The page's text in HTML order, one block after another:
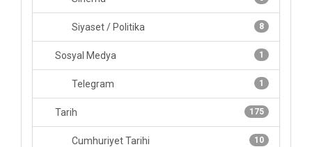
8
Siyaset / Politika
1
Sosyal Medya
1
Telegram
175
Tarih
10
Cumhuriyet Tarihi